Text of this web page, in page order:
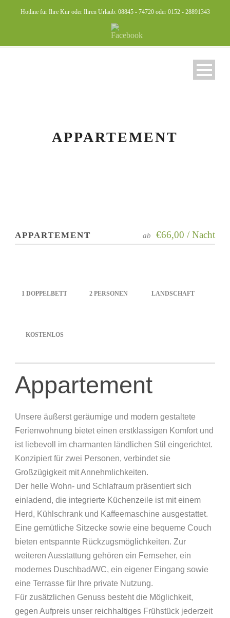
Hotline für Ihre Kur oder Ihren Urlaub: 08845 - 74720 oder 0152 - 28891343
APPARTEMENT
APPARTEMENT ab €66,00 / Nacht
1 DOPPELBETT 2 PERSONEN LANDSCHAFT
KOSTENLOS
Appartement
Unsere äußerst geräumige und modern gestaltete
Ferienwohnung bietet einen erstklassigen Komfort und
ist liebevoll im charmanten ländlichen Stil eingerichtet.
Konzipiert für zwei Personen, verbindet sie
Großzügigkeit mit Annehmlichkeiten.
Der helle Wohn- und Schlafraum präsentiert sich
einladend, die integrierte Küchenzeile ist mit einem
Herd, Kühlschrank und Kaffeemaschine ausgestattet.
Eine gemütliche Sitzecke sowie eine bequeme Couch
bieten entspannte Rückzugsmöglichkeiten. Zur
weiteren Ausstattung gehören ein Fernseher, ein
modernes Duschbad/WC, ein eigener Eingang sowie
eine Terrasse für Ihre private Nutzung.
Für zusätzlichen Genuss besteht die Möglichkeit,
gegen Aufpreis unser reichhaltiges Frühstück jederzeit